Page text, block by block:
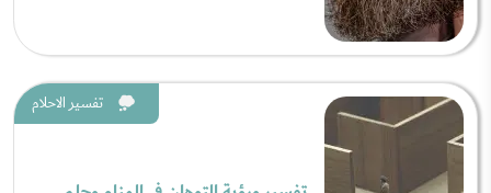
تفسير الاحلام